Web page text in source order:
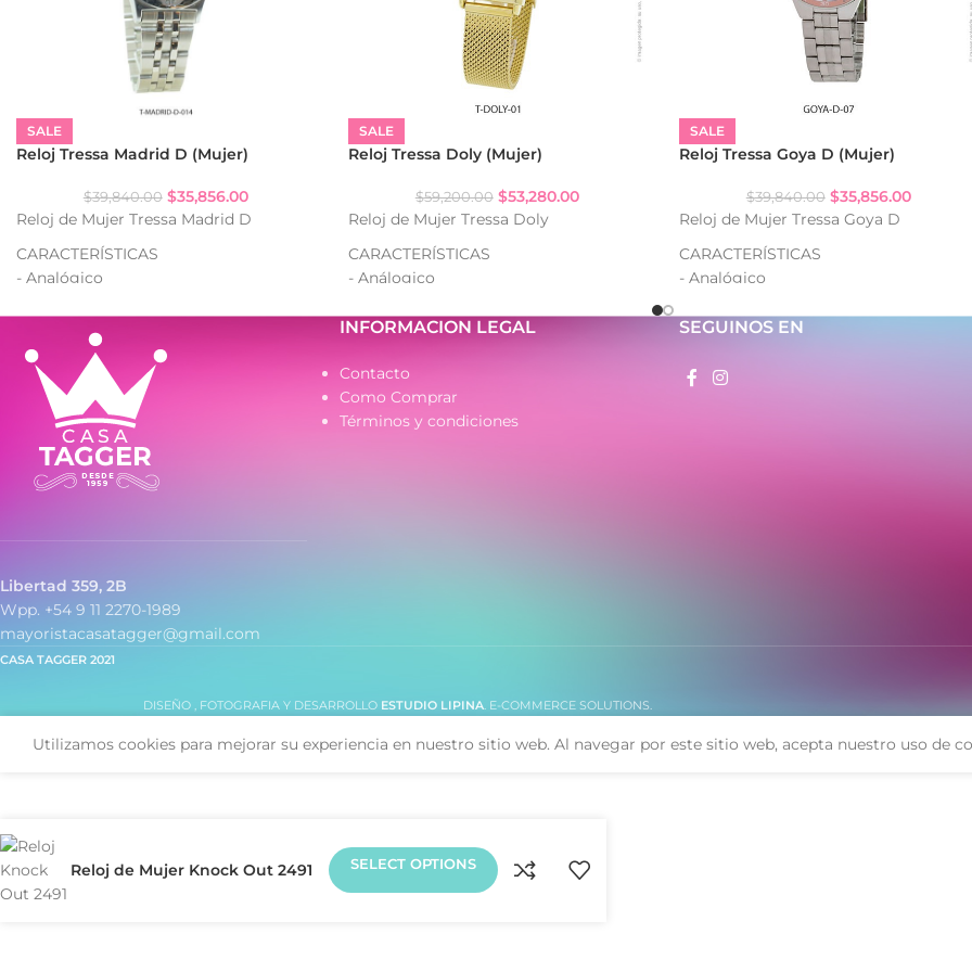
SALE
Reloj Tressa Madrid D (Mujer)
$39,840.00 $35,856.00
Reloj de Mujer Tressa Madrid D
CARACTERÍSTICAS
- Analógico
- Malla de metal
SALE
Reloj Tressa Doly (Mujer)
$59,200.00 $53,280.00
Reloj de Mujer Tressa Doly
CARACTERÍSTICAS
- Análogico
- Cuadrante decorado
- Malla tejida de metal
SALE
Reloj Tressa Goya D (Mujer)
$39,840.00 $35,856.00
Reloj de Mujer Tressa Goya D
CARACTERÍSTICAS
- Analógico
- Caja de metal
Libertad 359, 2B
Wpp. +54 9 11 2270-1989
mayoristacasatagger@gmail.com
INFORMACION LEGAL
Contacto
Como Comprar
Términos y condiciones
SEGUINOS EN
CASA TAGGER 2021
DISEÑO , FOTOGRAFIA Y DESARROLLO ESTUDIO LIPINA. E-COMMERCE SOLUTIONS.
Utilizamos cookies para mejorar su experiencia en nuestro sitio web. Al navegar por este sitio web, acepta nuestro uso de
Reloj de Mujer Knock Out 2491 SELECT OPTIONS